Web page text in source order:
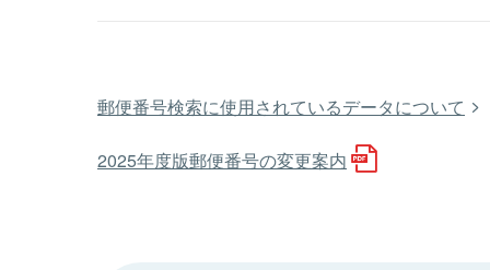
郵便番号検索に使用されているデータについて
2025年度版郵便番号の変更案内